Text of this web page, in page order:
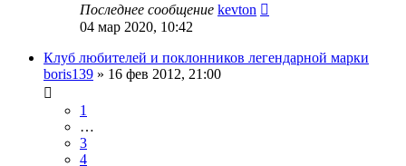
Последнее сообщение kevton
04 мар 2020, 10:42
Клуб любителей и поклонников легендарной марки
boris139 » 16 фев 2012, 21:00
1
…
3
4